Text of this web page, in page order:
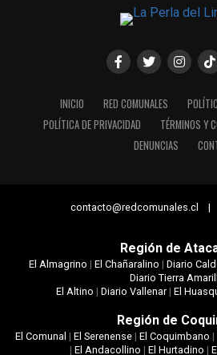
INICIO RED COMUNALES
POLÍTICA DE PRIVACIDAD
TÉRMINOS Y
DENUNCIAS
contacto@redcomunales.cl |
Región de
El Almagrino | El Chañaralino | Diario
Diario Tierra
El Altino | Diario Vallenar| El
Región de
El Comunal | El Serenense| El Coquimbano |
| El Andacollino | El Hurtadino |